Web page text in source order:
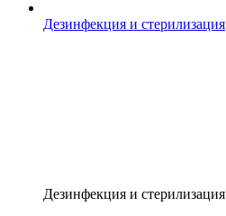
Дезинфекция и стерилизация
Дезинфекция и стерилизация